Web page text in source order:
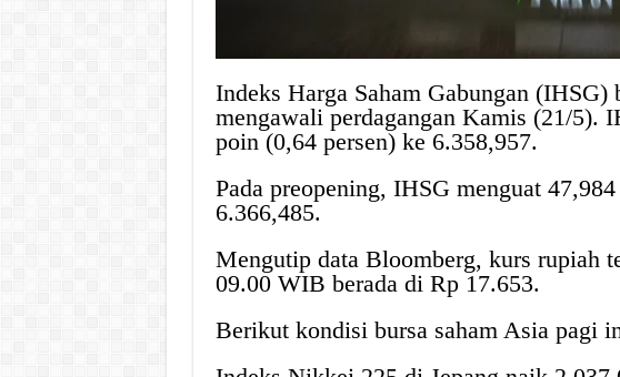
Indeks Harga Saham Gabungan (IHSG)
mengawali perdagangan Kamis (21/5).
poin (0,64 persen) ke 6.358,957.
Pada preopening, IHSG menguat
6.366,485.
Mengutip data Bloomberg, kurs rupiah
09.00 WIB berada di Rp 17.653.
Berikut kondisi bursa saham Asia pagi